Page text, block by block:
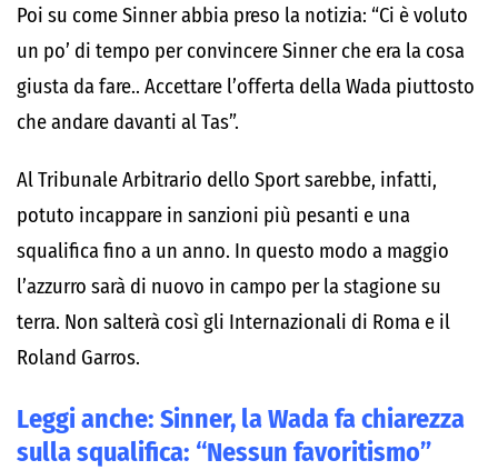
Poi su come Sinner abbia preso la notizia: “Ci è voluto
un po’ di tempo per convincere Sinner che era la cosa
giusta da fare.. Accettare l’offerta della Wada piuttosto
che andare davanti al Tas”.
Al Tribunale Arbitrario dello Sport sarebbe, infatti,
potuto incappare in sanzioni più pesanti e una
squalifica fino a un anno. In questo modo a maggio
l’azzurro sarà di nuovo in campo per la stagione su
terra. Non salterà così gli Internazionali di Roma e il
Roland Garros.
Leggi anche: Sinner, la Wada fa chiarezza
sulla squalifica: “Nessun favoritismo”